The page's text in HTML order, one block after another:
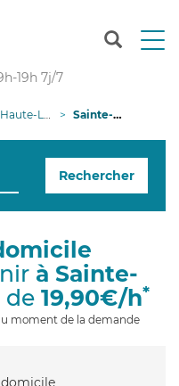
T
n
g
19h 7j/7
Haute-Loire Sainte-Sigolène
Rechercher
à Sainte-
de 19,90€/h*
moment de la demande